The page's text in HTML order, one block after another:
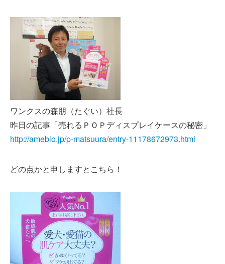
ワンクスの森朋（たぐい）社長
昨日の記事「売れるＰＯＰディスプレイケースの秘密」
http://ameblo.jp/p-matsuura/entry-11178672973.html
どの点かと申しますとこちら！